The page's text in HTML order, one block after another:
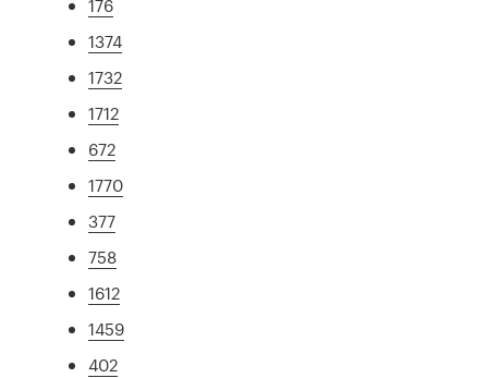
176
1374
1732
1712
672
1770
377
758
1612
1459
402